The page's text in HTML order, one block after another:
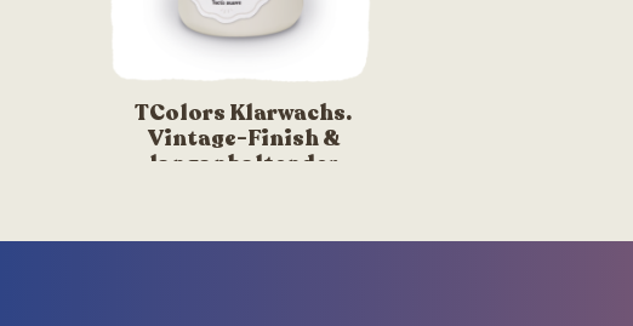
TColors Klarwachs.
Vintage-Finish &
langanhaltender